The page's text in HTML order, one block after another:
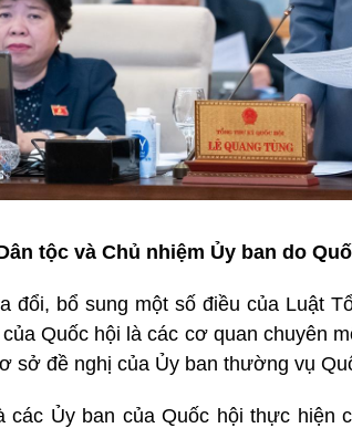
tộc và Chủ nhiệm Ủy ban do
đổi, bổ sung một số điều của Luật
Quốc hội là các cơ quan chuyên
sở đề nghị của Ủy ban thường vụ
các Ủy ban của Quốc hội thực hiện